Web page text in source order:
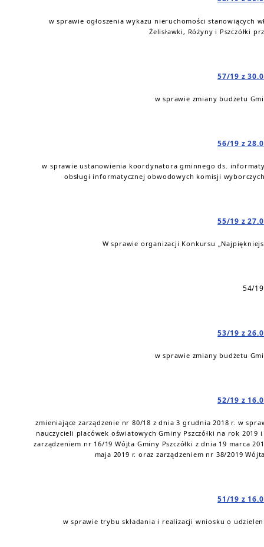
w sprawie ogłoszenia wykazu nieruchomości stanowiących
Żelisławki, Różyny i Pszczółki
57/19 z
w sprawie zmiany budżetu
56/19 z
w sprawie ustanowienia koordynatora gminnego ds.
obsługi informatycznej obwodowych komisji
55/19 z
W sprawie organizacji Konkursu
54/19
53/19 z
w sprawie zmiany budżetu
52/19 z
zmieniające zarządzenie nr 80/18 z dnia 3 grudnia 2018 r. w
nauczycieli placówek oświatowych Gminy Pszczółki na rok
zarządzeniem nr 16/19 Wójta Gminy Pszczółki z dnia 19 marca
maja 2019 r. oraz zarządzeniem nr 38/2019
51/19 z
w sprawie trybu składania i realizacji wniosku o